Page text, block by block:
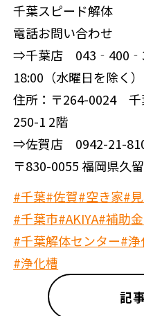
千葉スピード解体
電話お問い合わせ
⇒千葉店
18:00（水曜日を除く）
住所：〒264-0024 千
250-1 2階
⇒佐賀店 0942-21-
〒830-0055 福岡県久
#千葉#佐賀#空き家#
#千葉市#AKIYA#補助金
#千葉解体センター#浄
#浄化槽
記